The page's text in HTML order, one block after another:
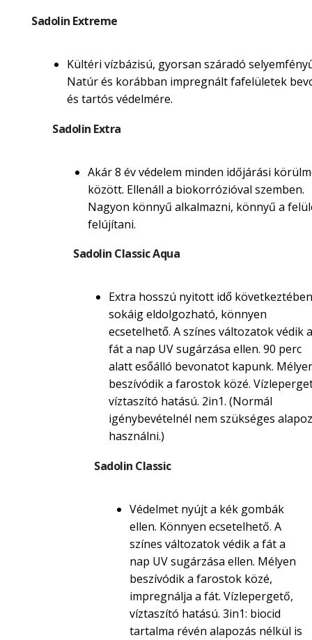
Sadolin Extreme
Kültéri vízbázisú, gyorsan száradó
Natúr és korábban impregnált fafelületek
és tartós védelmére.
Sadolin Extra
Akár 8 év védelem minden időjárási
között. Ellenáll a biokorrózióval szemben.
Nagyon könnyű alkalmazni, könnyű a
felújítani.
Sadolin Classic Aqua
Extra hosszú nyitott idő következtében
sokáig eldolgozható, könnyen
ecsetelhető. A színes változatok védik a
fát a nap UV sugárzása ellen. 90 perc
alatt esőálló bevonatot kapunk.
beszívódik a farostok közé.
víztaszító hatású. 2in1. (Normál
igénybevételnél nem szükséges
használni.)
Sadolin Classic
Védelmet nyújt a kék gombák
ellen. Könnyen ecsetelhető. A
színes változatok védik a fát a
nap UV sugárzása ellen. Mélyen
beszívódik a farostok közé,
impregnálja a fát. Vízlepergető,
víztaszító hatású. 3in1: biocid
tartalma révén alapozás nélkül is